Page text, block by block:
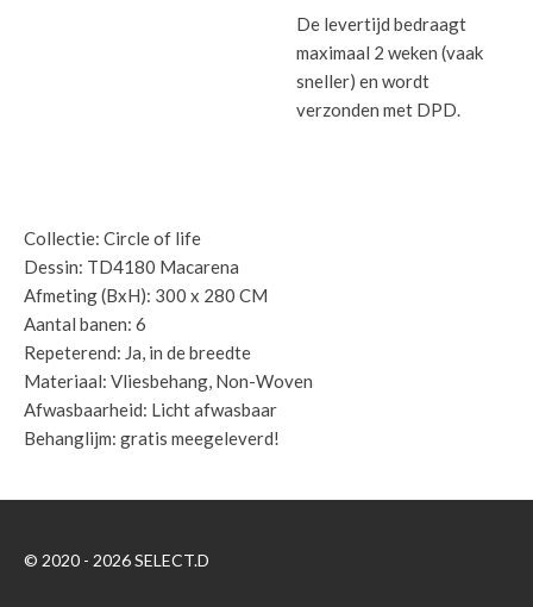
De levertijd bedraagt
maximaal 2 weken (vaak
sneller) en wordt
verzonden met DPD.
Collectie: Circle of life
Dessin: TD4180 Macarena
Afmeting (BxH): 300 x 280 CM
Aantal banen: 6
Repeterend: Ja, in de breedte
Materiaal: Vliesbehang, Non-Woven
Afwasbaarheid: Licht afwasbaar
Behanglijm: gratis meegeleverd!
© 2020 - 2026 SELECT.D